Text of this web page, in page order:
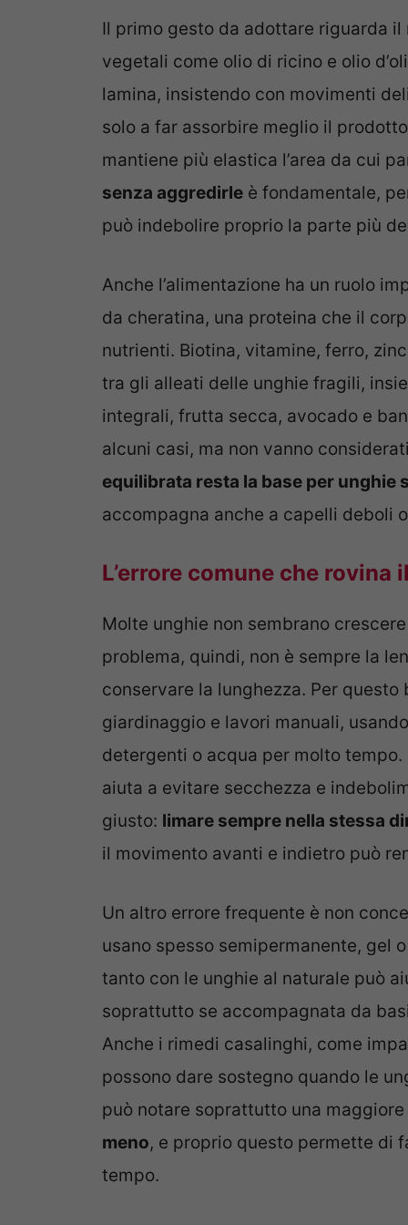
Il primo gesto da adottare riguarda il
vegetali come olio di ricino e olio
lamina, insistendo con movimenti
solo a far assorbire meglio il
mantiene più elastica l’area da cui
senza aggredirle è fondamentale,
può indebolire proprio la parte più
Anche l’alimentazione ha un ruolo
da cheratina, una proteina che il
nutrienti. Biotina, vitamine, ferro,
tra gli alleati delle unghie fragili,
integrali, frutta secca, avocado e
alcuni casi, ma non vanno
equilibrata resta la base per unghie
accompagna anche a capelli deboli
L’errore comune che
Molte unghie non sembrano
problema, quindi, non è sempre la
conservare la lunghezza. Per
giardinaggio e lavori manuali,
detergenti o acqua per molto
aiuta a evitare secchezza e
giusto: limare sempre nella stessa
il movimento avanti e indietro può
Un altro errore frequente è non
usano spesso semipermanente, gel
tanto con le unghie al naturale può
soprattutto se accompagnata da
Anche i rimedi casalinghi, come
possono dare sostegno quando le
può notare soprattutto una
meno, e proprio questo permette di
tempo.